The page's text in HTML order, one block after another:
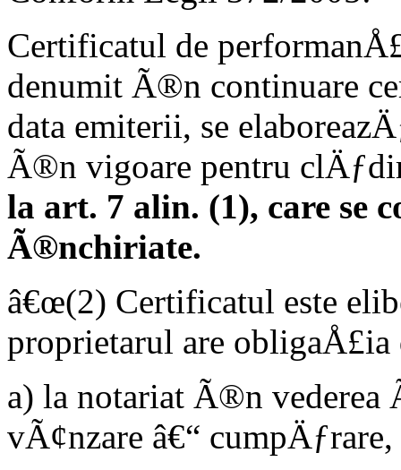
Certificatul de
denumit Ã®n continuare
data emiterii, se
Ã®n vigoare pentru
la art. 7 alin. (1), care se
Ã®nchiriate.
â€œ(2) Certificatul este
proprietarul are obligaÅ£ia
a) la notariat Ã®n
vÃ¢nzare â€“